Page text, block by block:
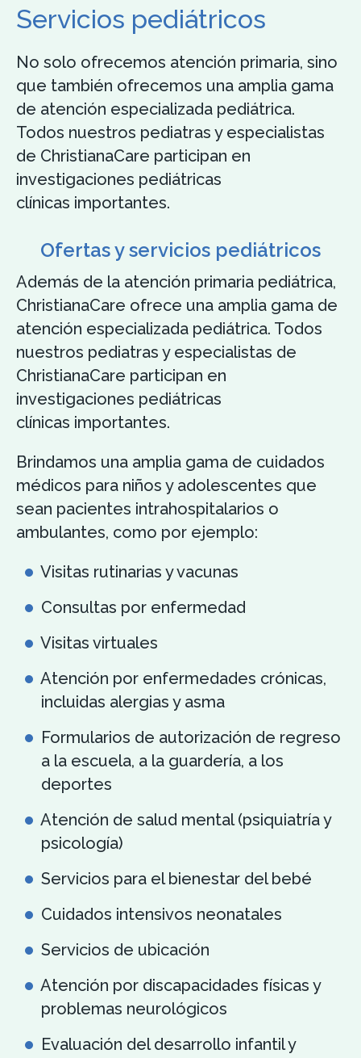
Servicios pediátricos
No solo ofrecemos atención primaria, sino
que también ofrecemos una amplia gama
de atención especializada pediátrica.
Todos nuestros pediatras y especialistas
de ChristianaCare participan en
investigaciones pediátricas
clínicas importantes.
Ofertas y servicios pediátricos
Además de la atención primaria pediátrica,
ChristianaCare ofrece una amplia gama de
atención especializada pediátrica. Todos
nuestros pediatras y especialistas de
ChristianaCare participan en
investigaciones pediátricas
clínicas importantes.
Brindamos una amplia gama de cuidados
médicos para niños y adolescentes que
sean pacientes intrahospitalarios o
ambulantes, como por ejemplo:
Visitas rutinarias y vacunas
Consultas por enfermedad
Visitas virtuales
Atención por enfermedades crónicas,
incluidas alergias y asma
Formularios de autorización de regreso
a la escuela, a la guardería, a los
deportes
Atención de salud mental (psiquiatría y
psicología)
Servicios para el bienestar del bebé
Cuidados intensivos neonatales
Servicios de ubicación
Atención por discapacidades físicas y
problemas neurológicos
Evaluación del desarrollo infantil y